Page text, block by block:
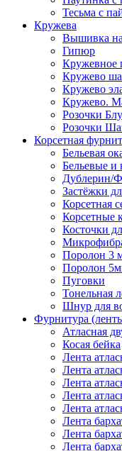
Тесьма с
Кружева
Вышивка
Гипюр
Кружевное
Кружево
Кружево
Кружево.
Розочки
Розочки
Корсетная
Бельевая
Бельевые и
Дублерин/
Застёжки
Корсетная
Корсетные
Косточки
Поролон 3
Поролон
Пуговки
Тонельная
Шнур для
Фурнитура
Атласная
Косая бейка
Лента
Лента
Лента
Лента
Лента
Лента
Лента
Лента